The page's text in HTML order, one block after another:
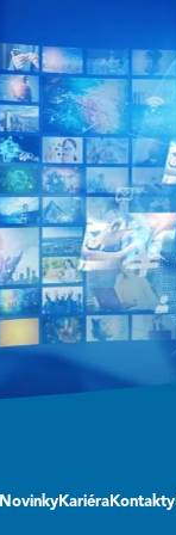
Novinky Kariéra Kontakty